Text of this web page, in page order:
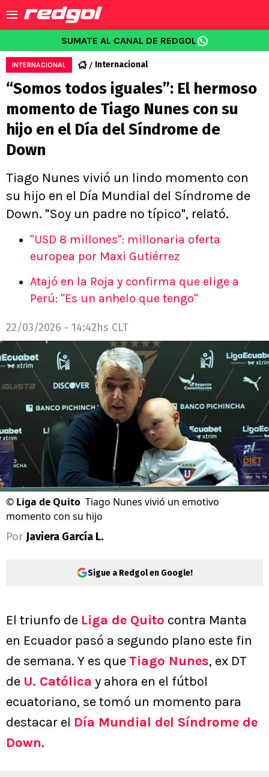
SUMATE AL CANAL DE REDGOL
INTERNACIONAL Internacional
“Somos todos iguales”: El hermoso
momento de Tiago Nunes con su
hijo en el Día del Síndrome de
Down
Tiago Nunes vivió un lindo momento con
su hijo en el Día Mundial del Síndrome de
Down. "Soy un padre no típico", relató.
"USD 8 millones": millonaria oferta
europea por Maxi Gutiérrez
Atajó en la Roja y confirma que elige a
Perú: "Es un anhelo que tengo"
22/03/2026 - 14:42hs CLT
© Liga de Quito Tiago Nunes vivió un emotivo
momento con su hijo
Por Javiera García L.
Sigue a Redgol en Google!
El triunfo de Liga de Quito contra Manta
en Ecuador pasó a segundo plano este fin
de semana. Y es queTiago Nunes, ex DT
de U. Católica y ahora en el fútbol
ecuatoriano, se tomó un momento para
destacar el Día Mundial del Síndrome de
Down.